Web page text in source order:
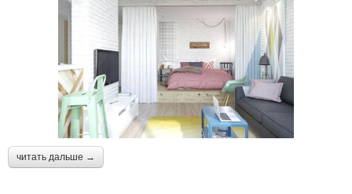
читать дальше →